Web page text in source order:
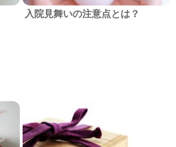
入院見舞いの注意点とは？